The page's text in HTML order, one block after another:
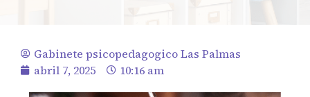
Gabinete psicopedagogico Las Palmas
abril 7, 2025
10:16 am